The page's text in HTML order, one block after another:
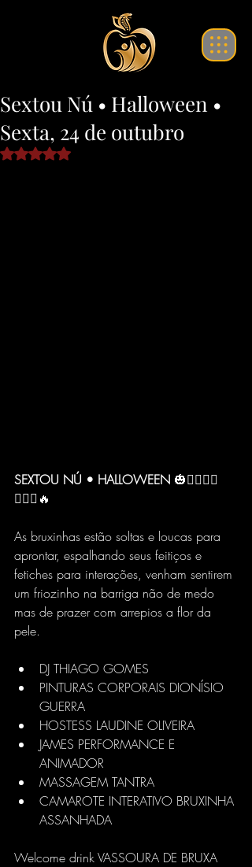
Sextou Nú • Halloween •
Sexta, 24 de outubro
Avaliado com NaN de 5 estrelas.
SEXTOU NÚ • HALLOWEEN 🎃🧛‍♂️🧛‍♀️
🧙🏻‍♀️🔥
As bruxinhas estão soltas e loucas para
aprontar, espalhando seus feitiços e
fetiches para interações, venham sentirem
um friozinho na barriga não de medo
mas de prazer com arrepios a flor da
pele.
DJ THIAGO GOMES
PINTURAS CORPORAIS DIONÍSIO
GUERRA
HOSTESS LAUDINE OLIVEIRA
JAMES PERFORMANCE E
ANIMADOR
MASSAGEM TANTRA
CAMAROTE INTERATIVO BRUXINHA
ASSANHADA
Welcome drink VASSOURA DE BRUXA